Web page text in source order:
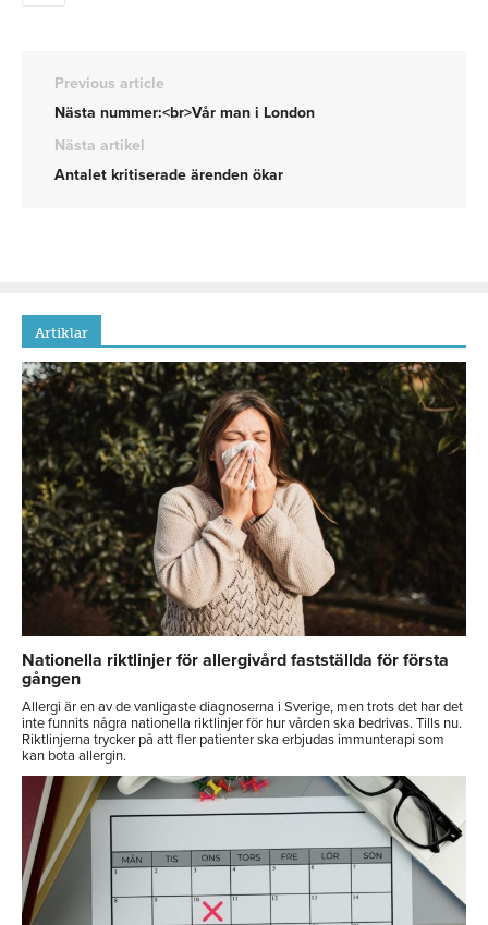
Previous article
Nästa nummer:<br>Vår man i London
Nästa artikel
Antalet kritiserade ärenden ökar
Artiklar
Nationella riktlinjer för allergivård fastställda för första
gången
Allergi är en av de vanligaste diagnoserna i Sverige, men trots det har det
inte funnits några nationella riktlinjer för hur vården ska bedrivas. Tills nu.
Riktlinjerna trycker på att fler patienter ska erbjudas immunterapi som
kan bota allergin.